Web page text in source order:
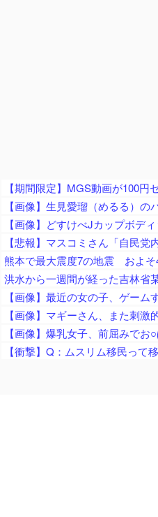
【画像】最近の女の子、ゲーム
【画像】爆乳女子、前屈みでお